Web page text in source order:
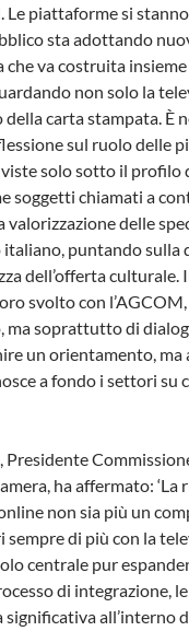
piattaforme si
sta adottando
va costruita
non solo la
della carta stampata. È
sul ruolo delle
solo sotto il profilo
soggetti chiamati a
valorizzazione delle
puntando sulla
dell’offerta culturale.
svolto con
soprattutto di
un orientamento, ma
a fondo i settori su
ha affermato: ‘La
non sia più un
sempre di più con la
centrale pur
di integrazione,
significativa all’interno